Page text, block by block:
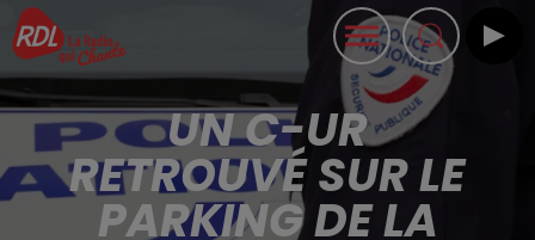
UN C-UR
RETROUVÉ SUR LE
PARKING DE LA